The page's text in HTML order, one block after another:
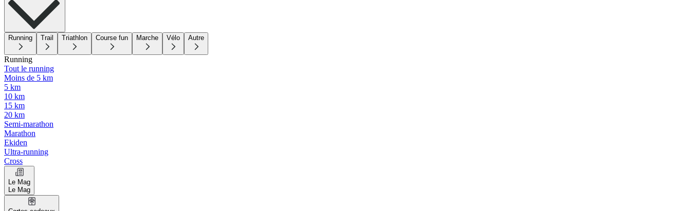
Running Trail Triathlon Course fun Marche Vélo Autre
Running
Tout le running
Moins de 5 km
5 km
10 km
15 km
20 km
Semi-marathon
Marathon
Ekiden
Ultra-running
Cross
Le Mag
Le Mag